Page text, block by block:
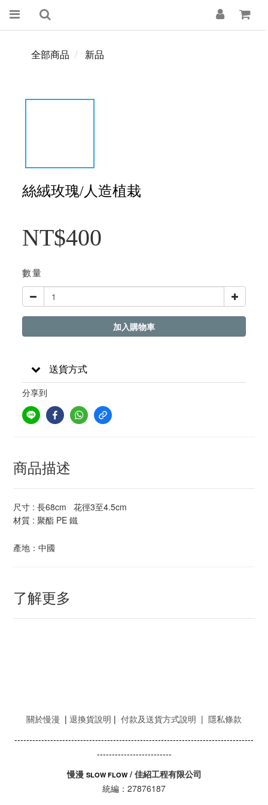
全部商品 新品
絲絨玫瑰/人造植栽
NT$400
數量
加入購物車
送貨方式
分享到
商品描述
尺寸 : 長68cm 花徑3至4.5cm
材質 : 聚酯 PE 鐵
產地：中國
了解更多
關於慢漫 | 退換貨說明 | 付款及送貨方式說明 | 隱私條款
--------------------------------------------------------------------------------
-------------------------
慢漫 SLOW FLOW/ 佳紹工程有限公司
統編：27876187